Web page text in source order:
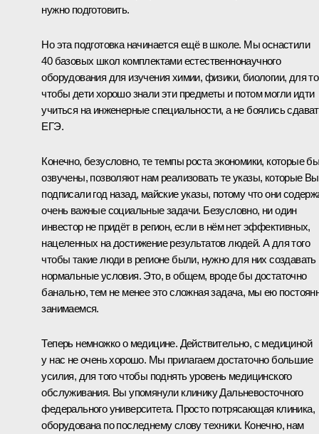
нужно подготовить.
Но эта подготовка начинается ещё в школе. Мы оснастили
40 базовых школ комплектами естественнонаучного
оборудования для изучения химии, физики, биологии, для
чтобы дети хорошо знали эти предметы и потом могли идти
учиться на инженерные специальности, а не боялись
ЕГЭ.
Конечно, безусловно, те темпы роста экономики, которые
озвучены, позволяют нам реализовать те указы, которые Вы
подписали год назад, майские указы, потому что они
очень важные социальные задачи. Безусловно, ни один
инвестор не придёт в регион, если в нём нет эффективных,
нацеленных на достижение результатов людей. А для того
чтобы такие люди в регионе были, нужно для них создавать
нормальные условия. Это, в общем, вроде бы достаточно
банально, тем не менее это сложная задача, мы ею
занимаемся.
Теперь немножко о медицине. Действительно, с медициной
у нас не очень хорошо. Мы прилагаем достаточно большие
усилия, для того чтобы поднять уровень медицинского
обслуживания. Вы упомянули клинику Дальневосточного
федерального университета. Просто потрясающая клиника,
оборудована по последнему слову техники. Конечно, нам